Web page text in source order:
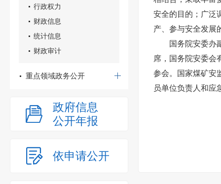
行政权力
财政信息
统计信息
财政审计
重点领域政务公开
政府信息
公开年报
依申请公开
安全的目的；广泛
产、参与安全发展
国务院安委办
席，国务院安委会
参会。国家煤矿安
员单位负责人和应